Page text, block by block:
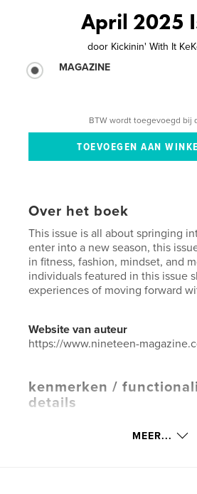
April 2025
door Kickinin' With It
MAGAZINE
BTW wordt toegevoegd bij
Over het boek
This issue is all about springing
enter into a new season, this
in fitness, fashion, mindset, and
individuals featured in this issue
experiences of moving forward
Website van auteur
https://www.nineteen-
kenmerken /
details
MEER...